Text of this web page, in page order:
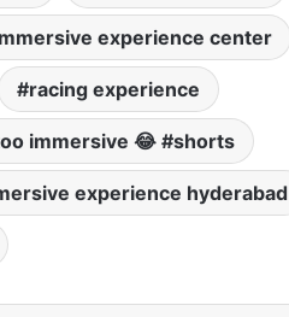
experience center
racing experience
immersive 😂 #shorts
experience hyderabad